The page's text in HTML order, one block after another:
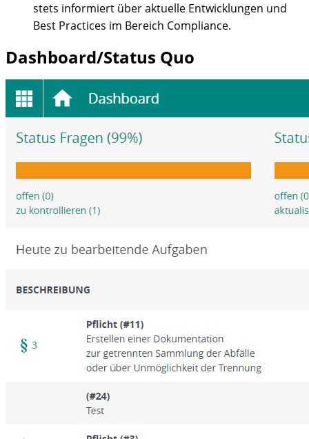
stets informiert über aktuelle Entwicklungen und
Best Practices im Bereich Compliance.
Dashboard/Status Quo